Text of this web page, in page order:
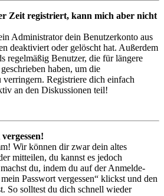
Zeit registriert, kann mich aber nicht
Administrator dein Benutzerkonto aus
deaktiviert oder gelöscht hat. Außerdem
regelmäßig Benutzer, die für längere
haben, um die
verringern. Registriere dich einfach
an den Diskussionen teil!
Wir können dir zwar dein altes
mitteilen, du kannst es jedoch
du, indem du auf der Anmelde-
Passwort vergessen“ klickst und den
So solltest du dich schnell wieder